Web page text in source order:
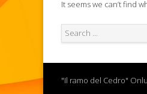
It seems we can’t find
"Il ramo del Cedro"